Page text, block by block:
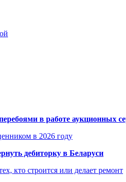
в работе аукционных
в 2026 году
дебиторку в Беларуси
кто строится или делает ремонт